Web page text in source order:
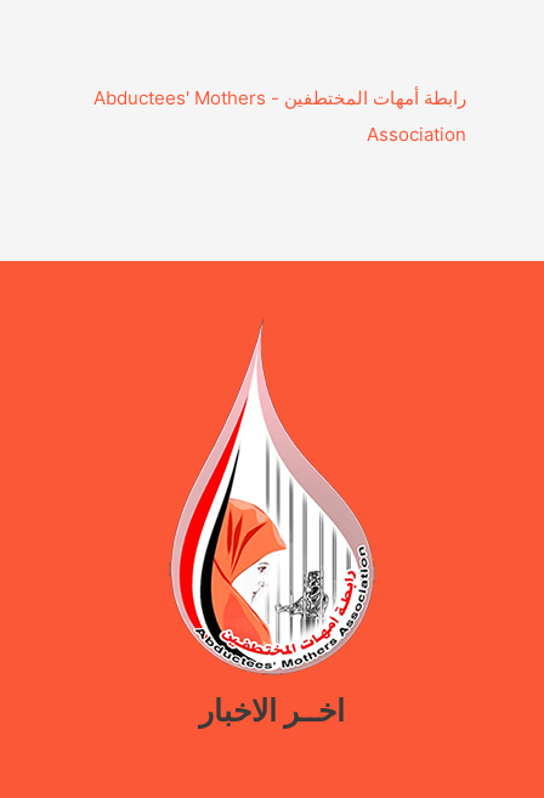
‎رابطة أمهات المختطفين - Abductees' Mothers
Association‎
اخــر الاخبار